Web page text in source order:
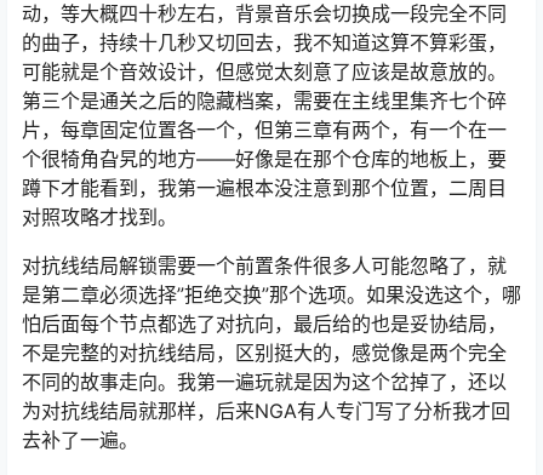
动，等大概四十秒左右，背景音乐会切换成一段完全不同
的曲子，持续十几秒又切回去，我不知道这算不算彩蛋，
可能就是个音效设计，但感觉太刻意了应该是故意放的。
第三个是通关之后的隐藏档案，需要在主线里集齐七个碎
片，每章固定位置各一个，但第三章有两个，有一个在一
个很犄角旮旯的地方——好像是在那个仓库的地板上，要
蹲下才能看到，我第一遍根本没注意到那个位置，二周目
对照攻略才找到。
对抗线结局解锁需要一个前置条件很多人可能忽略了，就
是第二章必须选择”拒绝交换”那个选项。如果没选这个，哪
怕后面每个节点都选了对抗向，最后给的也是妥协结局，
不是完整的对抗线结局，区别挺大的，感觉像是两个完全
不同的故事走向。我第一遍玩就是因为这个岔掉了，还以
为对抗线结局就那样，后来NGA有人专门写了分析我才回
去补了一遍。